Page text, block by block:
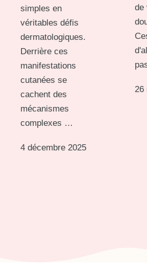
simples en
véritables défis
dermatologiques.
Derrière ces
manifestations
cutanées se
cachent des
mécanismes
complexes …
4 décembre 2025
de
26